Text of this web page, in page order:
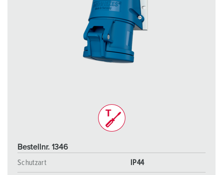
Bestellnr. 1346
Schutzart
IP44